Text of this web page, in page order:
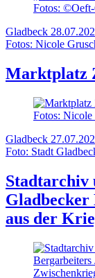
Fotos:
Gladbeck
Fotos: Nicole
Marktplatz
Fotos: Nicole
Gladbeck
Foto: Stadt
Stadtarchiv
Gladbecker
aus der